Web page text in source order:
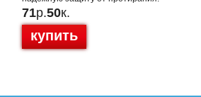
71р.50к.
купить